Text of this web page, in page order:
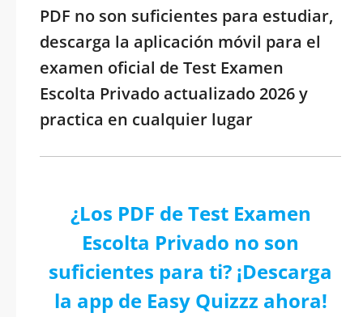
PDF no son suficientes para estudiar,
descarga la aplicación móvil para el
examen oficial de Test Examen
Escolta Privado actualizado 2026 y
practica en cualquier lugar
¿Los PDF de Test Examen
Escolta Privado no son
suficientes para ti? ¡Descarga
la app de Easy Quizzz ahora!